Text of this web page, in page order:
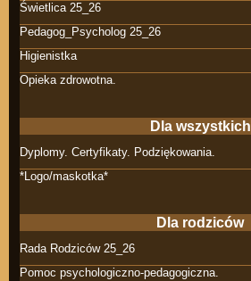
Świetlica 25_26
Pedagog_Psycholog 25_26
Higienistka
Opieka zdrowotna.
Dla wszystkich
Dyplomy. Certyfikaty. Podziękowania.
*Logo/maskotka*
Dla rodziców
Rada Rodziców 25_26
Pomoc psychologiczno-pedagogiczna.